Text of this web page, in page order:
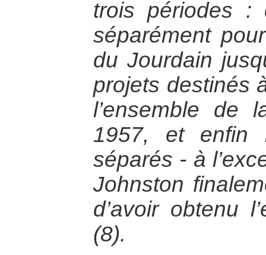
trois périodes :
séparément
du Jourdain
projets destinés
l’ensemble de
1957, et enfin
séparés - à
Johnston
d’avoir obtenu
(8).